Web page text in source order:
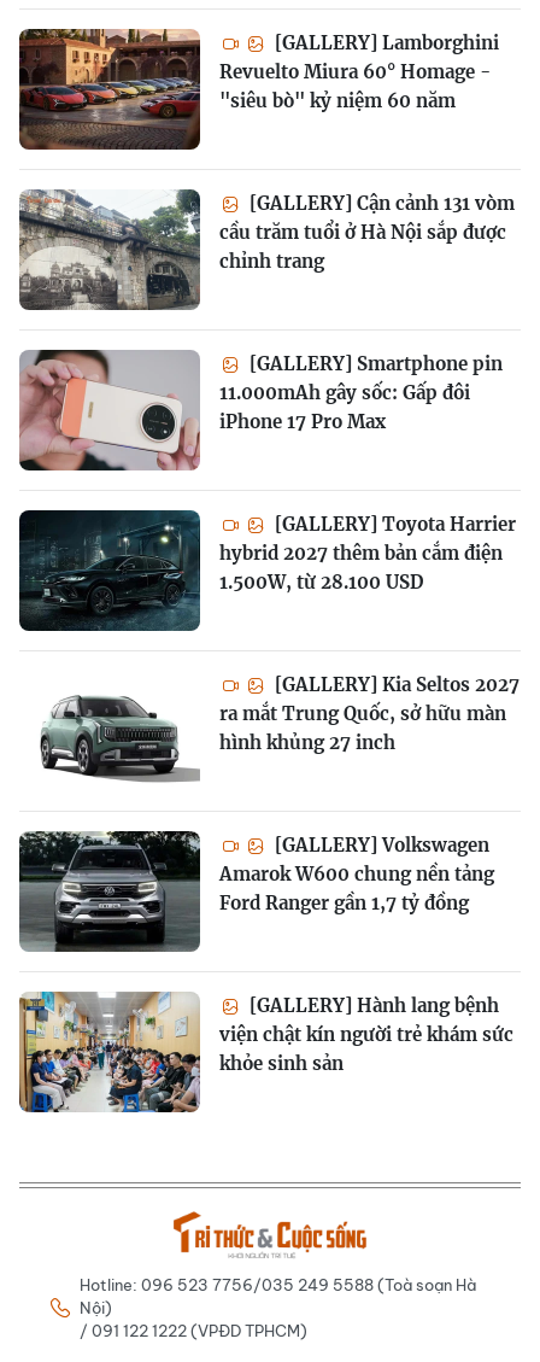
[GALLERY] Lamborghini
Revuelto Miura 60° Homage -
"siêu bò" kỷ niệm 60 năm
[GALLERY] Cận cảnh 131 vòm
cầu trăm tuổi ở Hà Nội sắp được
chỉnh trang
[GALLERY] Smartphone pin
11.000mAh gây sốc: Gấp đôi
iPhone 17 Pro Max
[GALLERY] Toyota Harrier
hybrid 2027 thêm bản cắm điện
1.500W, từ 28.100 USD
[GALLERY] Kia Seltos 2027
ra mắt Trung Quốc, sở hữu màn
hình khủng 27 inch
[GALLERY] Volkswagen
Amarok W600 chung nền tảng
Ford Ranger gần 1,7 tỷ đồng
[GALLERY] Hành lang bệnh
viện chật kín người trẻ khám sức
khỏe sinh sản
Hotline: 096 523 7756/035 249 5588 (Toà soạn Hà
Nội)
/ 091 122 1222 (VPĐD TPHCM)